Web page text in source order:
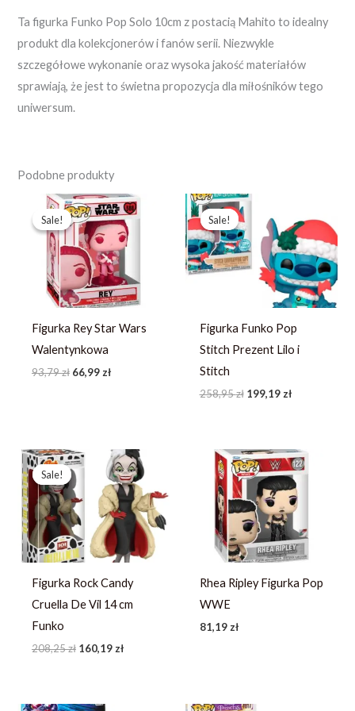
Ta figurka Funko Pop Solo 10cm z postacią Mahito to idealny
produkt dla kolekcjonerów i fanów serii. Niezwykle
szczegółowe wykonanie oraz wysoka jakość materiałów
sprawiają, że jest to świetna propozycja dla miłośników tego
uniwersum.
Podobne produkty
Sale!
Sale!
Figurka Rey Star Wars
Walentynkowa
93,79zł
Pierwotna
cena
wynosiła:
93,79 zł.
66,99 zł
Aktualna
cena
wynosi:
66,99 zł.
Sale!
Sale!
Figurka Funko Pop
Stitch Prezent Lilo i
Stitch
258,95zł
Pierwotna
wynosiła:
258,95 zł.
199,19 zł
wynosi:
199,19 zł.
Sale!
Sale!
Figurka Rock Candy
Cruella De Vil 14 cm
Funko
208,25zł
Pierwotna
cena
wynosiła:
208,25 zł.
160,19 zł
Aktualna
cena
wynosi:
160,19 zł.
Rhea Ripley Figurka Pop
WWE
81,19 zł